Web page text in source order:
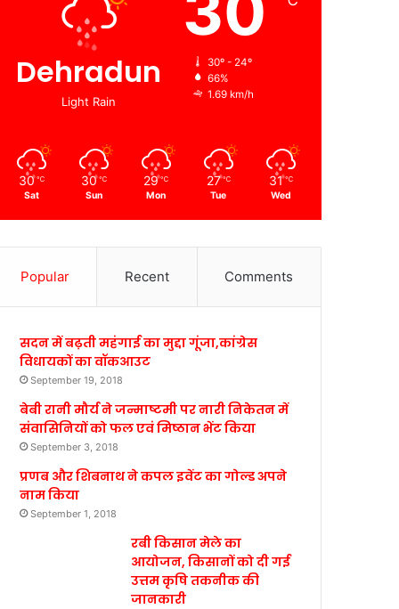
Dehradun
Light Rain
30º - 24º
66%
1.69 km/h
30 ℃
Sat
30 ℃
Sun
29 ℃
Mon
27 ℃
Tue
31 ℃
Wed
Popular Recent Comments
सदन में बढ़ती महंगाई का मुद्दा गूंजा,कांग्रेस
विधायकों का वॉकआउट
September 19, 2018
बेबी रानी मौर्य ने जन्माष्टमी पर नारी निकेतन में
संवासिनियों को फल एवं मिष्ठान भेंट किया
September 3, 2018
प्रणब और शिबनाथ ने कपल इवेंट का गोल्ड अपने
नाम किया
September 1, 2018
रबी किसान मेले का
आयोजन, किसानों को दी गई
उत्तम कृषि तकनीक की
जानकारी